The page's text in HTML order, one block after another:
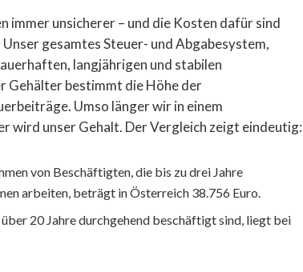
immer unsicherer – und die Kosten dafür sind
gesamtes Steuer- und Abgabesystem,
langjährigen und stabilen
Gehälter bestimmt die Höhe der
Umso länger wir in einem
wird unser Gehalt. Der Vergleich zeigt eindeutig:
von Beschäftigten, die bis zu drei Jahre
arbeiten, beträgt in Österreich 38.756 Euro.
20 Jahre durchgehend beschäftigt sind, liegt bei